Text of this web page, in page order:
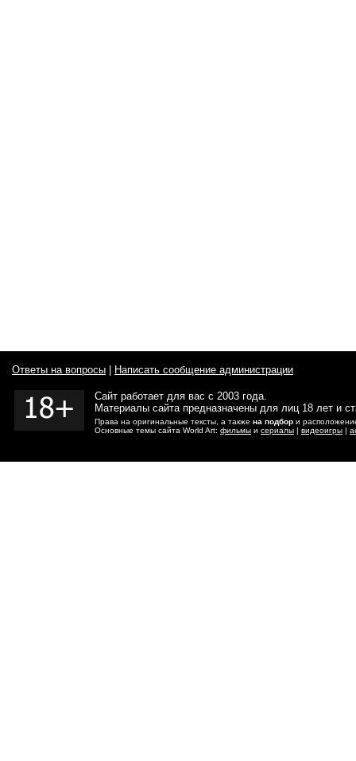
Ответы на вопросы Написать сообщение администрации
Сайт работает для вас с 2003 года.
Материалы сайта предназначены для лиц 18 лет и
Права на оригинальные тексты, а также на подбор и
Основные темы сайта World Art: фильмы и сериалы | видеоигры |